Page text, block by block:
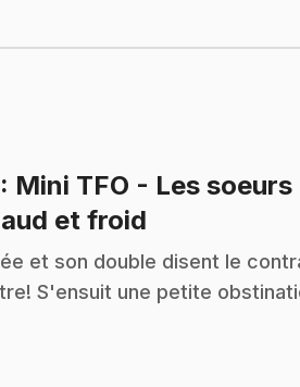
: Mini TFO - Les
et froid
et son double disent le
S'ensuit une petite